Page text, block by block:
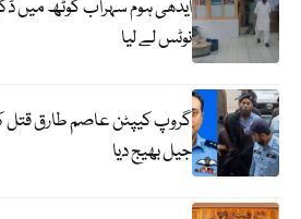
ایدھی ہوم سہراب گوٹھ میں
نوٹس لے لیا
گروپ کیپٹن عاصم طارق قتل
جیل بھیج دیا